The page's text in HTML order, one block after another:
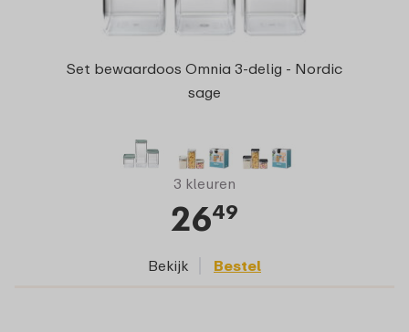
Set bewaardoos Omnia 3-delig - Nordic
sage
3 kleuren
2649
Bekijk Bestel